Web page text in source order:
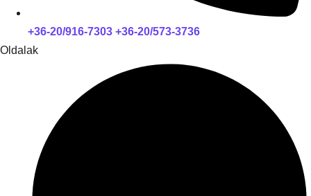
+36-20/916-7303 +36-20/573-3736
Oldalak